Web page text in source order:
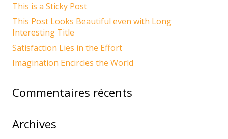
This is a Sticky Post
This Post Looks Beautiful even with Long
Interesting Title
Satisfaction Lies in the Effort
Imagination Encircles the World
Commentaires récents
Archives